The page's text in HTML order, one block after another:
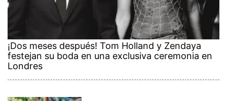
¡Dos meses después! Tom Holland y Zendaya
festejan su boda en una exclusiva ceremonia en
Londres